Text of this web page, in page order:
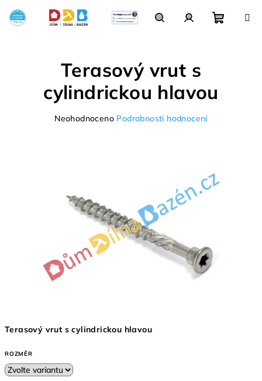
obsah
Terasový vrut s cylindrickou hlavou
ROZMĚR
Terasový vrut s
cylindrickou hlavou
Průměrné
hvězdiček.
Neohodnoceno Podrobnosti hodnocení